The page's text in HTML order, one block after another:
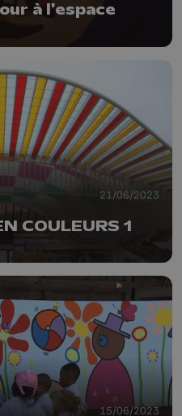
à l'espace
21/06/2023
COULEURS 1
15/06/2023